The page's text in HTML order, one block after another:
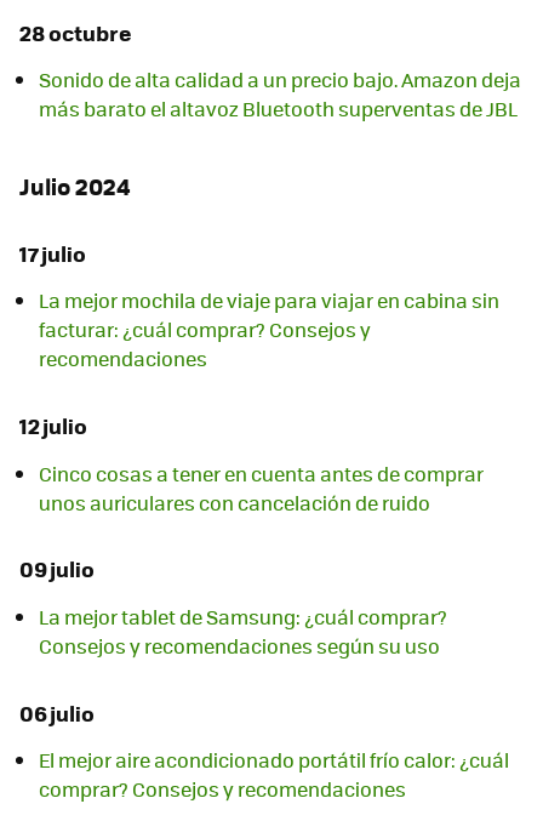
28 octubre
Sonido de alta calidad a un precio bajo. Amazon deja
más barato el altavoz Bluetooth superventas de JBL
Julio 2024
17 julio
La mejor mochila de viaje para viajar en cabina sin
facturar: ¿cuál comprar? Consejos y
recomendaciones
12 julio
Cinco cosas a tener en cuenta antes de comprar
unos auriculares con cancelación de ruido
09 julio
La mejor tablet de Samsung: ¿cuál comprar?
Consejos y recomendaciones según su uso
06 julio
El mejor aire acondicionado portátil frío calor: ¿cuál
comprar? Consejos y recomendaciones